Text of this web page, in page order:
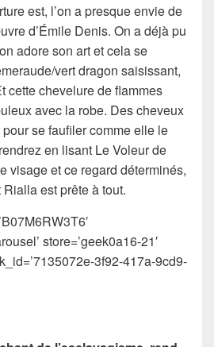
est, l’on a presque envie de
d’Émile Denis. On a déjà pu
adore son art et cela se
vert dragon saisissant,
cette chevelure de flammes
avec la robe. Des cheveux
se faufiler comme elle le
en lisant Le Voleur de
visage et ce regard déterminés,
est prête à tout.
store=’geek0a16-21′
3f92-417a-9cd9-